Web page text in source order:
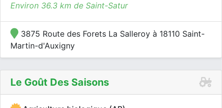
Environ 36.3 km de Saint-Satur
3875 Route des Forets La Salleroy à 18110 Saint-
Martin-d'Auxigny
Le Goût Des Saisons